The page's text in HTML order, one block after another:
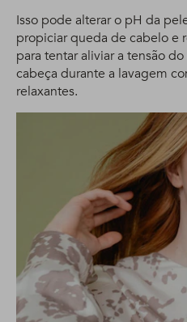
Isso pode alterar o pH da
propiciar queda de cabelo e
para tentar aliviar a tensão
cabeça durante a lavagem
relaxantes.